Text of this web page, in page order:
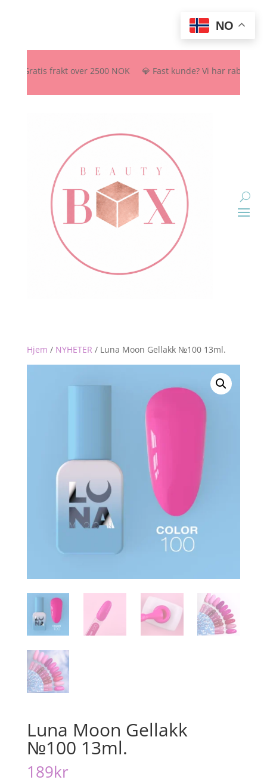
🚚 Gratis frakt over 2500 NOK 💎 Fast kunde? Vi har
Hjem / NYHETER / Luna Moon Gellakk №100 13ml.
Luna Moon Gellakk
№100 13ml.
189kr
NO